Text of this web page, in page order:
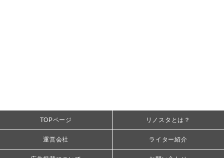
TOPページ リノスタとは？
運営会社 ライター紹介